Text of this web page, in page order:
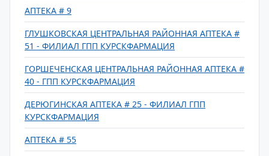
АПТЕКА # 9
ГЛУШКОВСКАЯ ЦЕНТРАЛЬНАЯ РАЙОННАЯ АПТЕКА #
51 - ФИЛИАЛ ГПП КУРСКФАРМАЦИЯ
ГОРШЕЧЕНСКАЯ ЦЕНТРАЛЬНАЯ РАЙОННАЯ АПТЕКА #
40 - ГПП КУРСКФАРМАЦИЯ
ДЕРЮГИНСКАЯ АПТЕКА # 25 - ФИЛИАЛ ГПП
КУРСКФАРМАЦИЯ
АПТЕКА # 55